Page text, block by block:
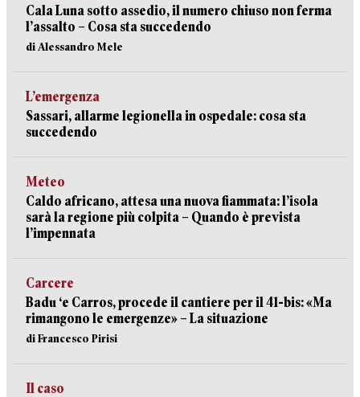
Cala Luna sotto assedio, il numero chiuso non ferma
l’assalto – Cosa sta succedendo
di Alessandro Mele
L’emergenza
Sassari, allarme legionella in ospedale: cosa sta
succedendo
Meteo
Caldo africano, attesa una nuova fiammata: l’isola
sarà la regione più colpita – Quando è prevista
l’impennata
Carcere
Badu ‘e Carros, procede il cantiere per il 41-bis: «Ma
rimangono le emergenze» – La situazione
di Francesco Pirisi
Il caso